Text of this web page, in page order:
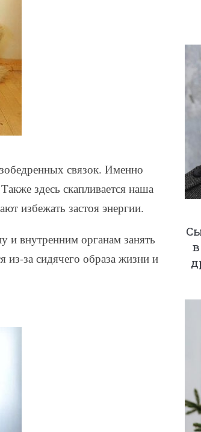
связок. Именно
здесь скапливается наша
избежать застоя энергии.
и внутренним органам занять
за сидячего образа жизни и